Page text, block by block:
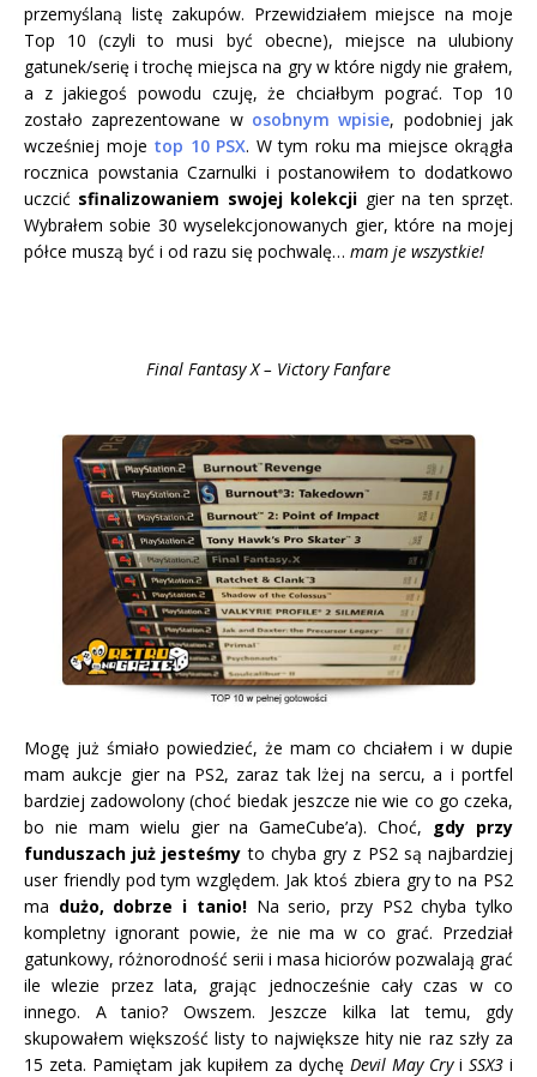
przemyślaną listę zakupów. Przewidziałem miejsce na moje
Top 10 (czyli to musi być obecne), miejsce na ulubiony
gatunek/serię i trochę miejsca na gry w które nigdy nie grałem,
a z jakiegoś powodu czuję, że chciałbym pograć. Top 10
zostało zaprezentowane w osobnym wpisie, podobniej jak
wcześniej moje top 10 PSX. W tym roku ma miejsce okrągła
rocznica powstania Czarnulki i postanowiłem to dodatkowo
uczcić sfinalizowaniem swojej kolekcji gier na ten sprzęt.
Wybrałem sobie 30 wyselekcjonowanych gier, które na mojej
półce muszą być i od razu się pochwalę… mam je wszystkie!
Final Fantasy X – Victory Fanfare
Mogę już śmiało powiedzieć, że mam co chciałem i w dupie
mam aukcje gier na PS2, zaraz tak lżej na sercu, a i portfel
bardziej zadowolony (choć biedak jeszcze nie wie co go czeka,
bo nie mam wielu gier na GameCube’a). Choć, gdy przy
funduszach już jesteśmy to chyba gry z PS2 są najbardziej
user friendly pod tym względem. Jak ktoś zbiera gry to na PS2
ma dużo, dobrze i tanio! Na serio, przy PS2 chyba tylko
kompletny ignorant powie, że nie ma w co grać. Przedział
gatunkowy, różnorodność serii i masa hiciorów pozwalają grać
ile wlezie przez lata, grając jednocześnie cały czas w co
innego. A tanio? Owszem. Jeszcze kilka lat temu, gdy
skupowałem większość listy to największe hity nie raz szły za
15 zeta. Pamiętam jak kupiłem za dychę Devil May Cryi SSX3 i